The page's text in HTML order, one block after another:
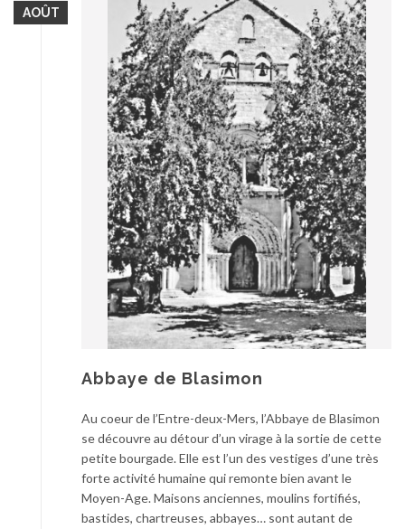
AOÛT
Abbaye de Blasimon
Au coeur de l’Entre-deux-Mers, l’Abbaye de Blasimon
se découvre au détour d’un virage à la sortie de cette
petite bourgade. Elle est l’un des vestiges d’une très
forte activité humaine qui remonte bien avant le
Moyen-Age. Maisons anciennes, moulins fortifiés,
bastides, chartreuses, abbayes… sont autant de